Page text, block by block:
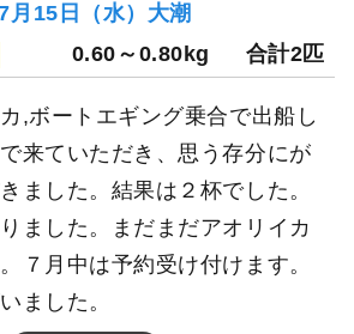
月15日（水）大潮
0.60～0.80kg 合計2匹
,ボートエギング乗合で出船し
来ていただき、思う存分にが
ました。結果は２杯でした。
ました。まだまだアオリイカ
７月中は予約受け付けます。
ました。